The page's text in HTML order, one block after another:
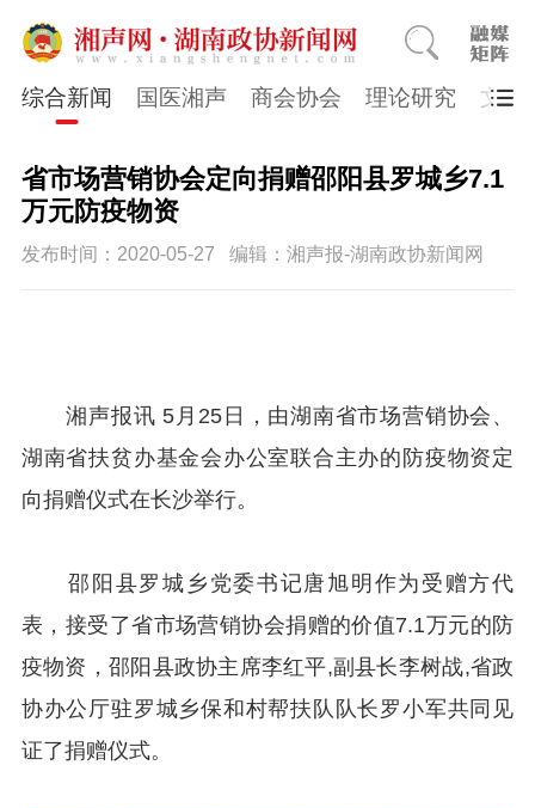
综合新闻 国医湘声 商会协会 理论研究 文史
省市场营销协会定向捐赠邵阳县罗城乡7.1
万元防疫物资
发布时间：2020-05-27 编辑：湘声报-湖南政协新闻网
湘声报讯 5月25日，由湖南省市场营销协会、
湖南省扶贫办基金会办公室联合主办的防疫物资定
向捐赠仪式在长沙举行。
邵阳县罗城乡党委书记唐旭明作为受赠方代
表，接受了省市场营销协会捐赠的价值7.1万元的防
疫物资，邵阳县政协主席李红平,副县长李树战,省政
协办公厅驻罗城乡保和村帮扶队队长罗小军共同见
证了捐赠仪式。